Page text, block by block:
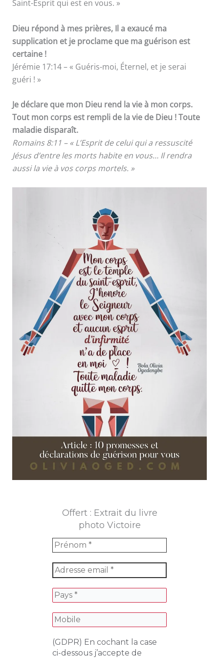
Saint-Esprit qui est en vous. »
Dieu répond à mes prières, Il a exaucé ma
supplication et je proclame que ma guérison est
certaine !
Jérémie 17:14 – « Guéris-moi, Éternel, et je serai
guéri ! »
Je déclare que mon Dieu rend la vie à mon corps.
Tout mon corps est rempli de la vie de Dieu ! Toute
maladie disparaît.
Romains 8:11 – « L’Esprit de celui qui a ressuscité
Jésus d’entre les morts habite en vous… Il rendra
aussi la vie à vos corps mortels. »
Offert : Extrait du livre
photo Victoire
(GDPR) En cochant la case
ci-dessous j’accepte de